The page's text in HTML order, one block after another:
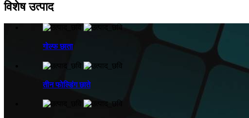
विशेष उत्पाद
गोल्फ छाता
तीन फोल्डिंग छाते